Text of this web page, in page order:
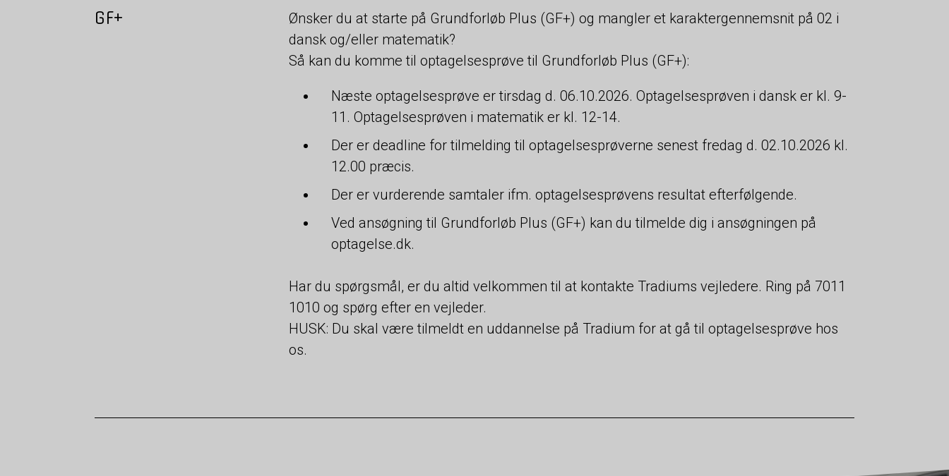
GF+
Ønsker du at starte på Grundforløb Plus (GF+) og mangler et karaktergennemsnit på 02 i
dansk og/eller matematik?
Så kan du komme til optagelsesprøve til Grundforløb Plus (GF+):
Næste optagelsesprøve er tirsdag d. 06.10.2026. Optagelsesprøven i dansk er kl. 9-
11. Optagelsesprøven i matematik er kl. 12-14.
Der er deadline for tilmelding til optagelsesprøverne senest fredag d. 02.10.2026 kl.
12.00 præcis.
Der er vurderende samtaler ifm. optagelsesprøvens resultat efterfølgende.
Ved ansøgning til Grundforløb Plus (GF+) kan du tilmelde dig i ansøgningen på
optagelse.dk.
Har du spørgsmål, er du altid velkommen til at kontakte Tradiums vejledere. Ring på 7011
1010 og spørg efter en vejleder.
HUSK: Du skal være tilmeldt en uddannelse på Tradium for at gå til optagelsesprøve hos
os.